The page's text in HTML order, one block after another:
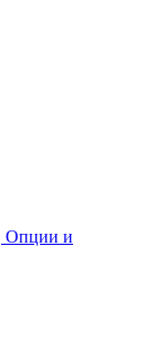
Опции и